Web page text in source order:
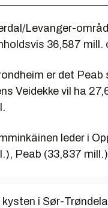
Levanger-
36,587 mill.
er det
Veidekke vil ha
leder i
Peab (33,837
kysten i Sør-